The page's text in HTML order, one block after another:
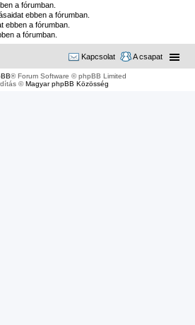
a fórumban.
ebben a fórumban.
ebben a fórumban.
a fórumban.
A csapat
Kapcsolat
® Forum Software © phpBB Limited
©Magyar phpBB Közösség